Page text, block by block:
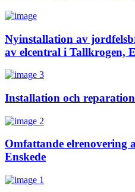
Nyinstallation av
av elcentral i Tallkrogen,
Installation och
Omfattande elrenovering
Enskede